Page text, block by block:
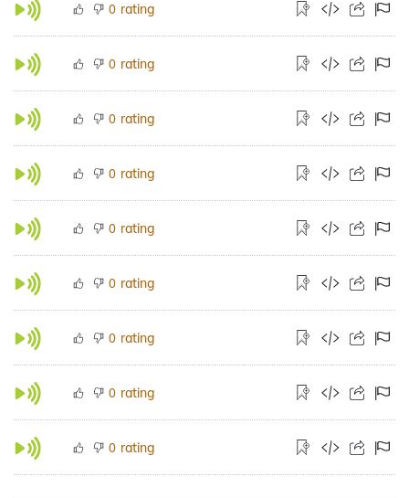
0 rating
0 rating
0 rating
0 rating
0 rating
0 rating
0 rating
0 rating
0 rating